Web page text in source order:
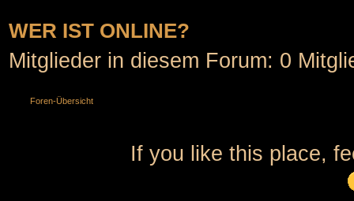
WER IST ONLINE?
Mitglieder in diesem Forum: 0
Foren-Übersicht
If you like this place,